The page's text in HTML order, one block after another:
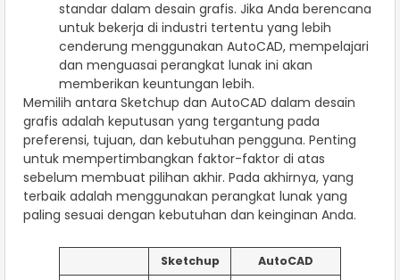
standar dalam desain grafis. Jika Anda berencana
untuk bekerja di industri tertentu yang lebih
cenderung menggunakan AutoCAD, mempelajari
dan menguasai perangkat lunak ini akan
memberikan keuntungan lebih.
Memilih antara Sketchup dan AutoCAD dalam desain
grafis adalah keputusan yang tergantung pada
preferensi, tujuan, dan kebutuhan pengguna. Penting
untuk mempertimbangkan faktor-faktor di atas
sebelum membuat pilihan akhir. Pada akhirnya, yang
terbaik adalah menggunakan perangkat lunak yang
paling sesuai dengan kebutuhan dan keinginan Anda.
Sketchup
AutoCAD